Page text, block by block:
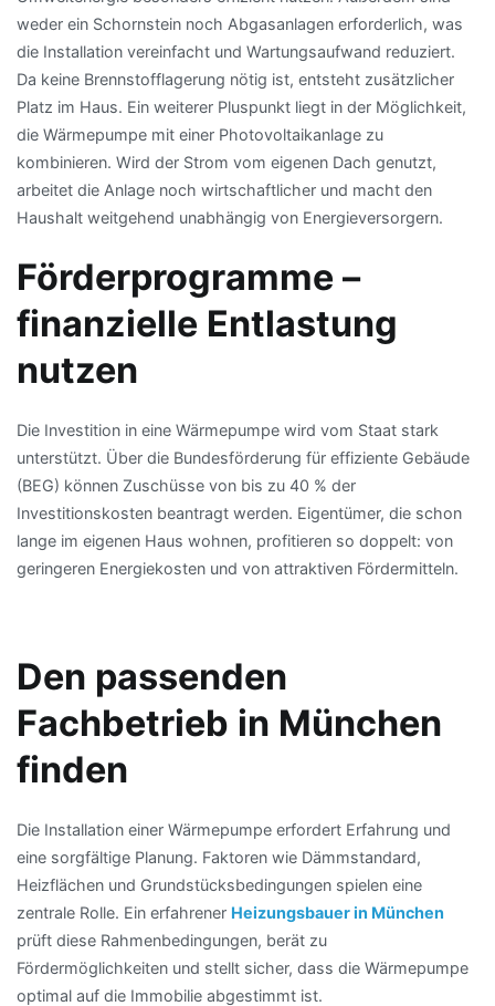
weder ein Schornstein noch Abgasanlagen erforderlich, was
die Installation vereinfacht und Wartungsaufwand reduziert.
Da keine Brennstofflagerung nötig ist, entsteht zusätzlicher
Platz im Haus. Ein weiterer Pluspunkt liegt in der Möglichkeit,
die Wärmepumpe mit einer Photovoltaikanlage zu
kombinieren. Wird der Strom vom eigenen Dach genutzt,
arbeitet die Anlage noch wirtschaftlicher und macht den
Haushalt weitgehend unabhängig von Energieversorgern.
Förderprogramme –
finanzielle Entlastung
nutzen
Die Investition in eine Wärmepumpe wird vom Staat stark
unterstützt. Über die Bundesförderung für effiziente Gebäude
(BEG) können Zuschüsse von bis zu 40 % der
Investitionskosten beantragt werden. Eigentümer, die schon
lange im eigenen Haus wohnen, profitieren so doppelt: von
geringeren Energiekosten und von attraktiven Fördermitteln.
Den passenden
Fachbetrieb in München
finden
Die Installation einer Wärmepumpe erfordert Erfahrung und
eine sorgfältige Planung. Faktoren wie Dämmstandard,
Heizflächen und Grundstücksbedingungen spielen eine
zentrale Rolle. Ein erfahrener Heizungsbauer in München
prüft diese Rahmenbedingungen, berät zu
Fördermöglichkeiten und stellt sicher, dass die Wärmepumpe
optimal auf die Immobilie abgestimmt ist.